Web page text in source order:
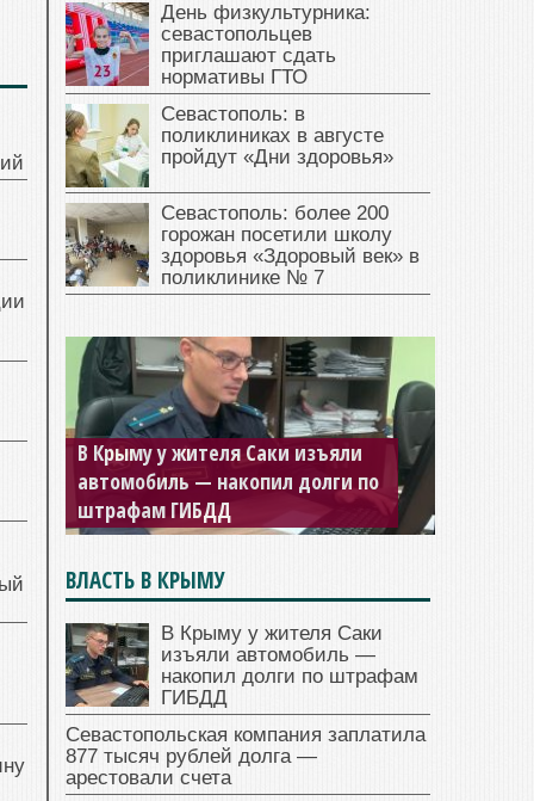
День физкультурника:
севастопольцев
приглашают сдать
нормативы ГТО
Севастополь: в
поликлиниках в августе
пройдут «Дни здоровья»
Севастополь: более 200
горожан посетили школу
здоровья «Здоровый век» в
поликлинике № 7
В Крыму у жителя Саки изъяли
автомобиль — накопил долги по
штрафам ГИБДД
Севастопольская компания
заплатила 877 тысяч рублей
долга — арестовали счета
ВЛАСТЬ В КРЫМУ
В Крыму у жителя Саки
изъяли автомобиль —
накопил долги по штрафам
ГИБДД
Севастопольская компания заплатила
877 тысяч рублей долга —
арестовали счета